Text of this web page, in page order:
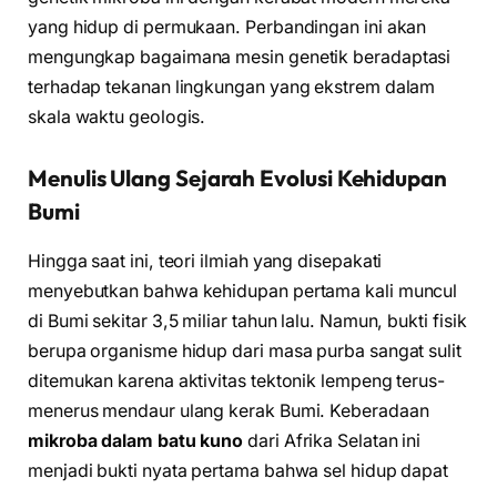
yang hidup di permukaan. Perbandingan ini akan
mengungkap bagaimana mesin genetik beradaptasi
terhadap tekanan lingkungan yang ekstrem dalam
skala waktu geologis.
Menulis Ulang Sejarah Evolusi Kehidupan
Bumi
Hingga saat ini, teori ilmiah yang disepakati
menyebutkan bahwa kehidupan pertama kali muncul
di Bumi sekitar 3,5 miliar tahun lalu. Namun, bukti fisik
berupa organisme hidup dari masa purba sangat sulit
ditemukan karena aktivitas tektonik lempeng terus-
menerus mendaur ulang kerak Bumi. Keberadaan
mikroba dalam batu kuno dari Afrika Selatan ini
menjadi bukti nyata pertama bahwa sel hidup dapat